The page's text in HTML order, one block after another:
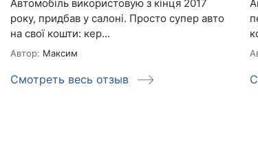
Автомобіль використовую з кінця 2017
року, придбав у салоні. Просто супер авто
на свої кошти: кер...
Автор: Максим
Смотреть весь отзыв